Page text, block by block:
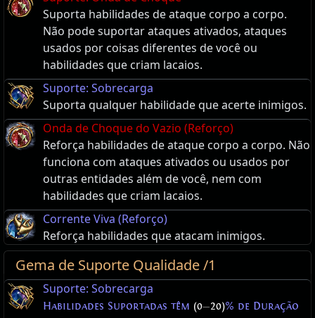
Suporta habilidades de ataque corpo a corpo.
Não pode suportar ataques ativados, ataques
usados por coisas diferentes de você ou
habilidades que criam lacaios.
Suporte: Sobrecarga
Suporta qualquer habilidade que acerte inimigos.
Onda de Choque do Vazio (Reforço)
Reforça habilidades de ataque corpo a corpo. Não
funciona com ataques ativados ou usados por
outras entidades além de você, nem com
habilidades que criam lacaios.
Corrente Viva (Reforço)
Reforça habilidades que atacam inimigos.
Gema de Suporte Qualidade /1
Suporte: Sobrecarga
Habilidades Suportadas têm (0—20)% de Duração